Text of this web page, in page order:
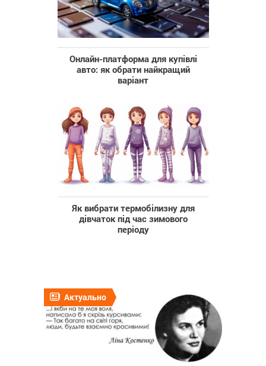
Онлайн-платформа для купівлі
авто: як обрати найкращий
варіант
Як вибрати термобілизну для
дівчаток під час зимового
періоду
Актуально